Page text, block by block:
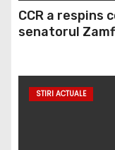
CCR a respins
senatorul
STIRI ACTUALE